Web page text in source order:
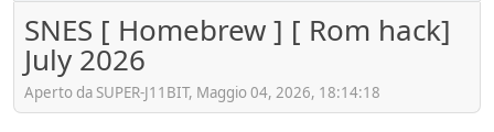
SNES [ Homebrew ] [ Rom hack]
July 2026
Aperto da SUPER-J11BIT, Maggio 04, 2026, 18:14:18